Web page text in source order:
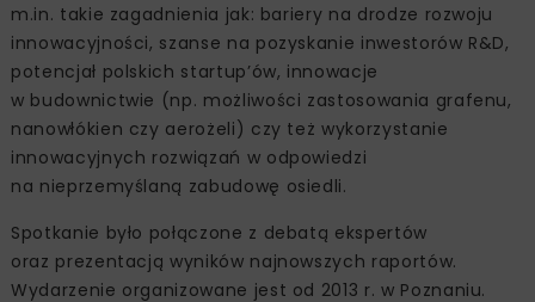
m.in. takie zagadnienia jak: bariery na drodze rozwoju
innowacyjności, szanse na pozyskanie inwestorów R&D,
potencjał polskich startup’ów, innowacje
w budownictwie (np. możliwości zastosowania grafenu,
nanowłókien czy aerożeli) czy też wykorzystanie
innowacyjnych rozwiązań w odpowiedzi
na nieprzemyślaną zabudowę osiedli.
Spotkanie było połączone z debatą ekspertów
oraz prezentacją wyników najnowszych raportów.
Wydarzenie organizowane jest od 2013 r. w Poznaniu.